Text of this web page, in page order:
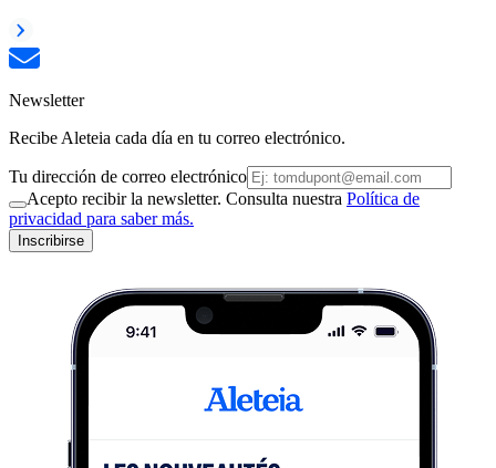
Newsletter
Recibe Aleteia cada día en tu correo electrónico.
Tu dirección de correo electrónico
Acepto recibir la newsletter. Consulta nuestra Política de
privacidad para saber más.
Inscribirse